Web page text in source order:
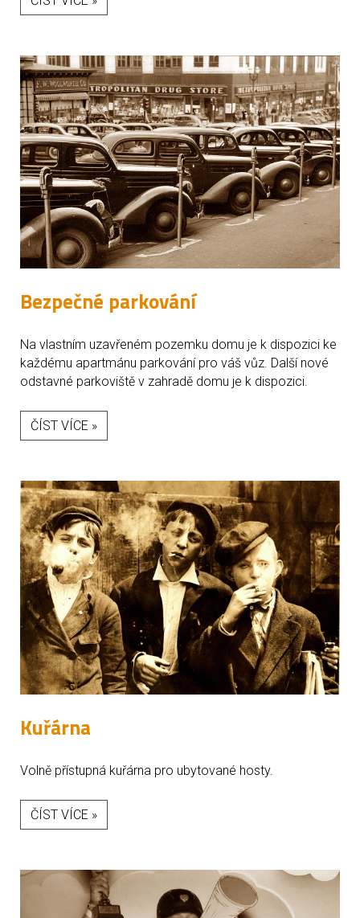
Bezpečné parkování
Na vlastním uzavřeném pozemku domu je k dispozici ke
každému apartmánu parkování pro váš vůz. Další nové
odstavné parkoviště v zahradě domu je k dispozici.
ČÍST VÍCE »
Kuřárna
Volně přístupná kuřárna pro ubytované hosty.
ČÍST VÍCE »